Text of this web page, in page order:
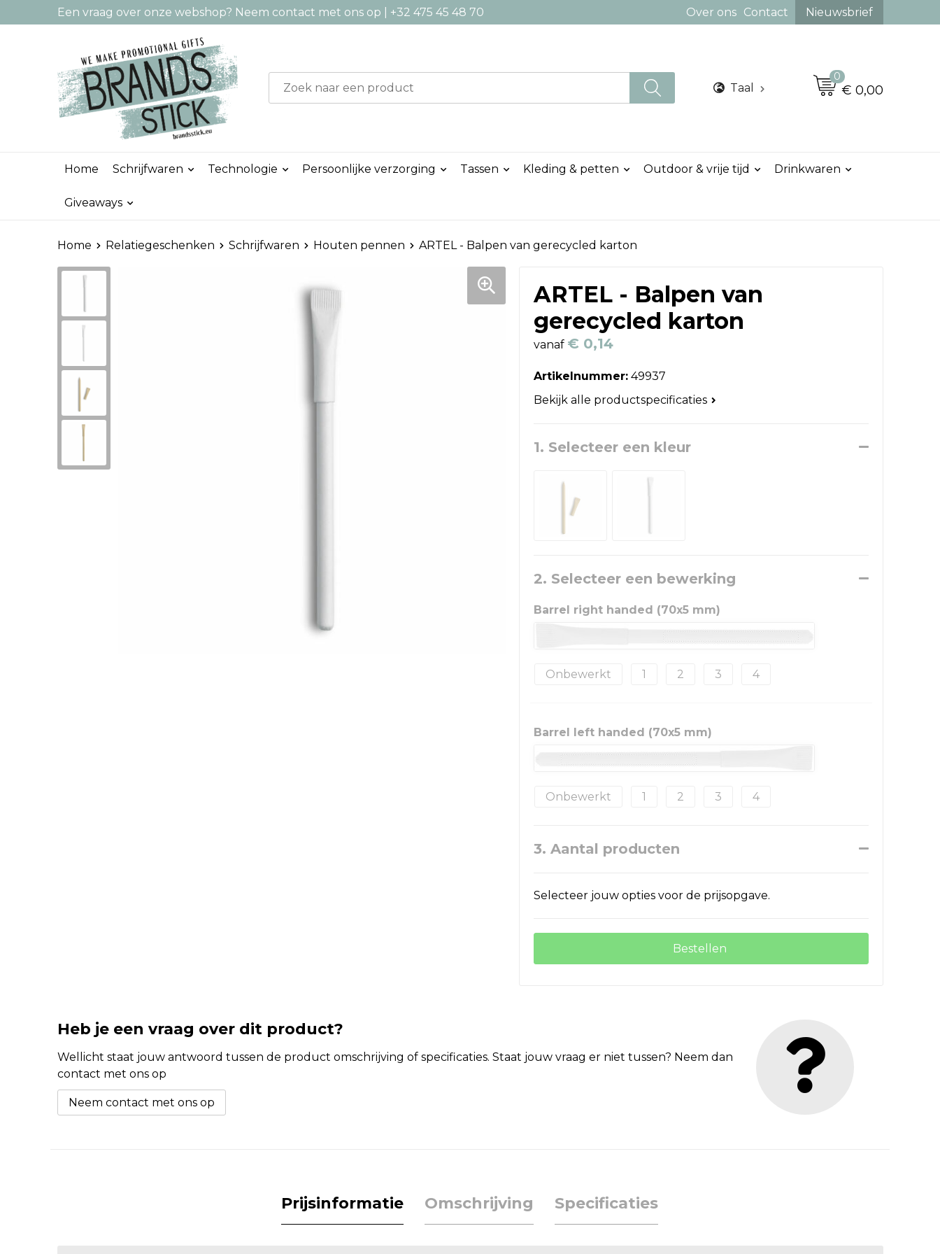
Een vraag over onze webshop? Neem contact met ons op | +32 475 45 48 70 Over ons Contact Nieuwsbrief
Taal
0
€ 0,00
Home Schrijfwaren Technologie Persoonlijke verzorging Tassen Kleding & petten Outdoor & vrije tijd Drinkwaren
Giveaways
Home Relatiegeschenken Schrijfwaren Houten pennen ARTEL - Balpen van gerecycled karton
ARTEL - Balpen van
gerecycled karton
vanaf € 0,14
Artikelnummer: 49937
Bekijk alle productspecificaties
1. Selecteer een kleur
2. Selecteer een bewerking
Barrel right handed (70x5 mm)
Onbewerkt 1 2 3 4
Barrel left handed (70x5 mm)
Onbewerkt 1 2 3 4
3. Aantal producten
Selecteer jouw opties voor de prijsopgave.
Bestellen
Heb je een vraag over dit product?
Wellicht staat jouw antwoord tussen de product omschrijving of specificaties. Staat jouw vraag er niet tussen? Neem dan
contact met ons op
Neem contact met ons op
Prijsinformatie Omschrijving Specificaties